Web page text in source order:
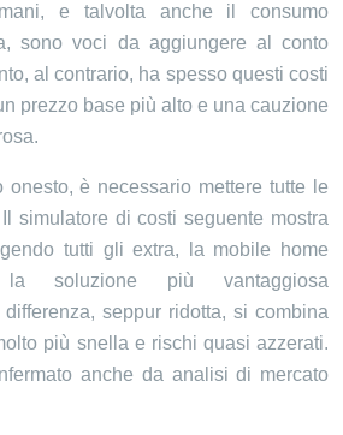
e talvolta anche il consumo
sono voci da aggiungere al conto
al contrario, ha spesso questi costi
prezzo base più alto e una cauzione
onesto, è necessario mettere tutte le
simulatore di costi seguente mostra
tutti gli extra, la mobile home
soluzione più vantaggiosa
seppur ridotta, si combina
più snella e rischi quasi azzerati.
anche da analisi di mercato